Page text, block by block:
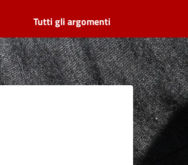
Tutti gli argomenti